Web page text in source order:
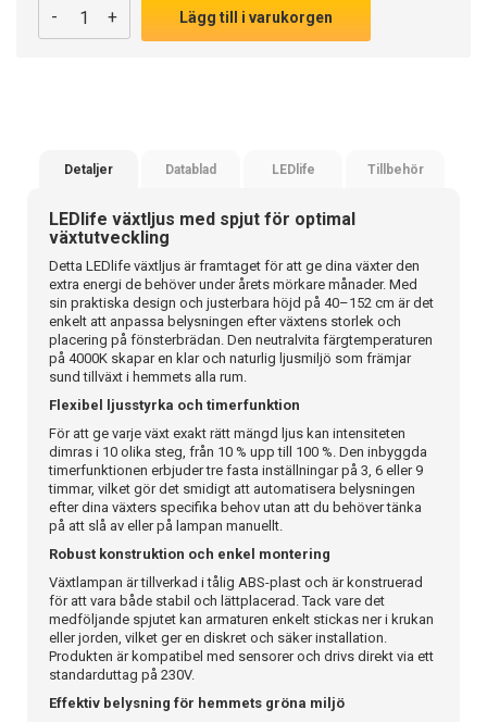
- + Lägg till i varukorgen
Detaljer Datablad LEDlife Tillbehör
LEDlife växtljus med spjut för optimal
växtutveckling
Detta LEDlife växtljus är framtaget för att ge dina växter den
extra energi de behöver under årets mörkare månader. Med
sin praktiska design och justerbara höjd på 40–152 cm är det
enkelt att anpassa belysningen efter växtens storlek och
placering på fönsterbrädan. Den neutralvita färgtemperaturen
på 4000K skapar en klar och naturlig ljusmiljö som främjar
sund tillväxt i hemmets alla rum.
Flexibel ljusstyrka och timerfunktion
För att ge varje växt exakt rätt mängd ljus kan intensiteten
dimras i 10 olika steg, från 10 % upp till 100 %. Den inbyggda
timerfunktionen erbjuder tre fasta inställningar på 3, 6 eller 9
timmar, vilket gör det smidigt att automatisera belysningen
efter dina växters specifika behov utan att du behöver tänka
på att slå av eller på lampan manuellt.
Robust konstruktion och enkel montering
Växtlampan är tillverkad i tålig ABS-plast och är konstruerad
för att vara både stabil och lättplacerad. Tack vare det
medföljande spjutet kan armaturen enkelt stickas ner i krukan
eller jorden, vilket ger en diskret och säker installation.
Produkten är kompatibel med sensorer och drivs direkt via ett
standarduttag på 230V.
Effektiv belysning för hemmets gröna miljö